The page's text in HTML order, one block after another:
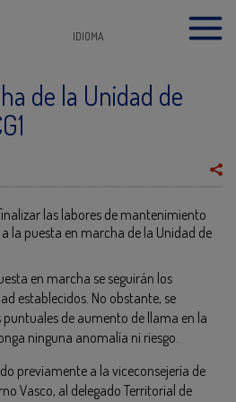
IDIOMA
de la Unidad de
las labores de mantenimiento
la puesta en marcha de la Unidad de
en marcha se seguirán los
establecidos. No obstante, se
de aumento de llama en la
ninguna anomalía ni riesgo.
previamente a la viceconsejería de
Vasco, al delegado Territorial de